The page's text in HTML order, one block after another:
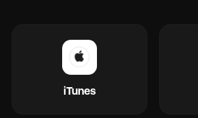
iTunes